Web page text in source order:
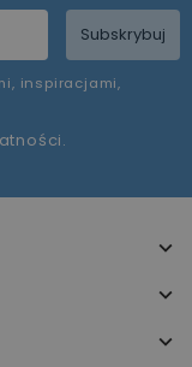
Subskrybuj
inspiracjami,
.